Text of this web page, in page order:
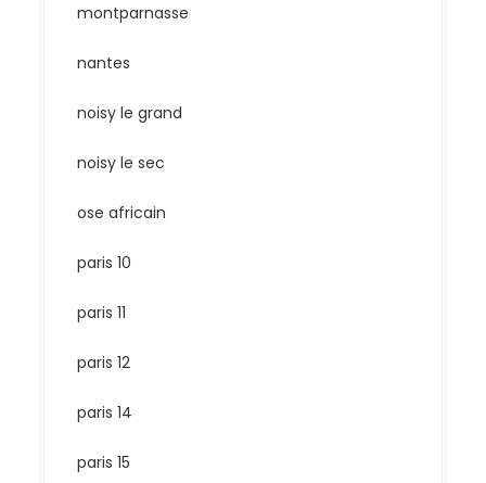
montparnasse
nantes
noisy le grand
noisy le sec
ose africain
paris 10
paris 11
paris 12
paris 14
paris 15